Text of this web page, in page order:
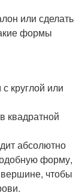
или сделать
формы
круглой или
квадратной
абсолютно
форму,
вершине, чтобы